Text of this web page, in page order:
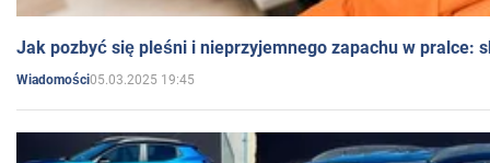
Jak pozbyć się pleśni i nieprzyjemnego zapachu w pralce:
Wiadomości05.03.2025 19:45